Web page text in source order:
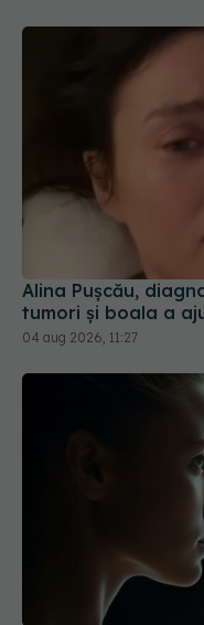
Alina Pușcău,
tumori și boala a
04 aug 2026, 11:27